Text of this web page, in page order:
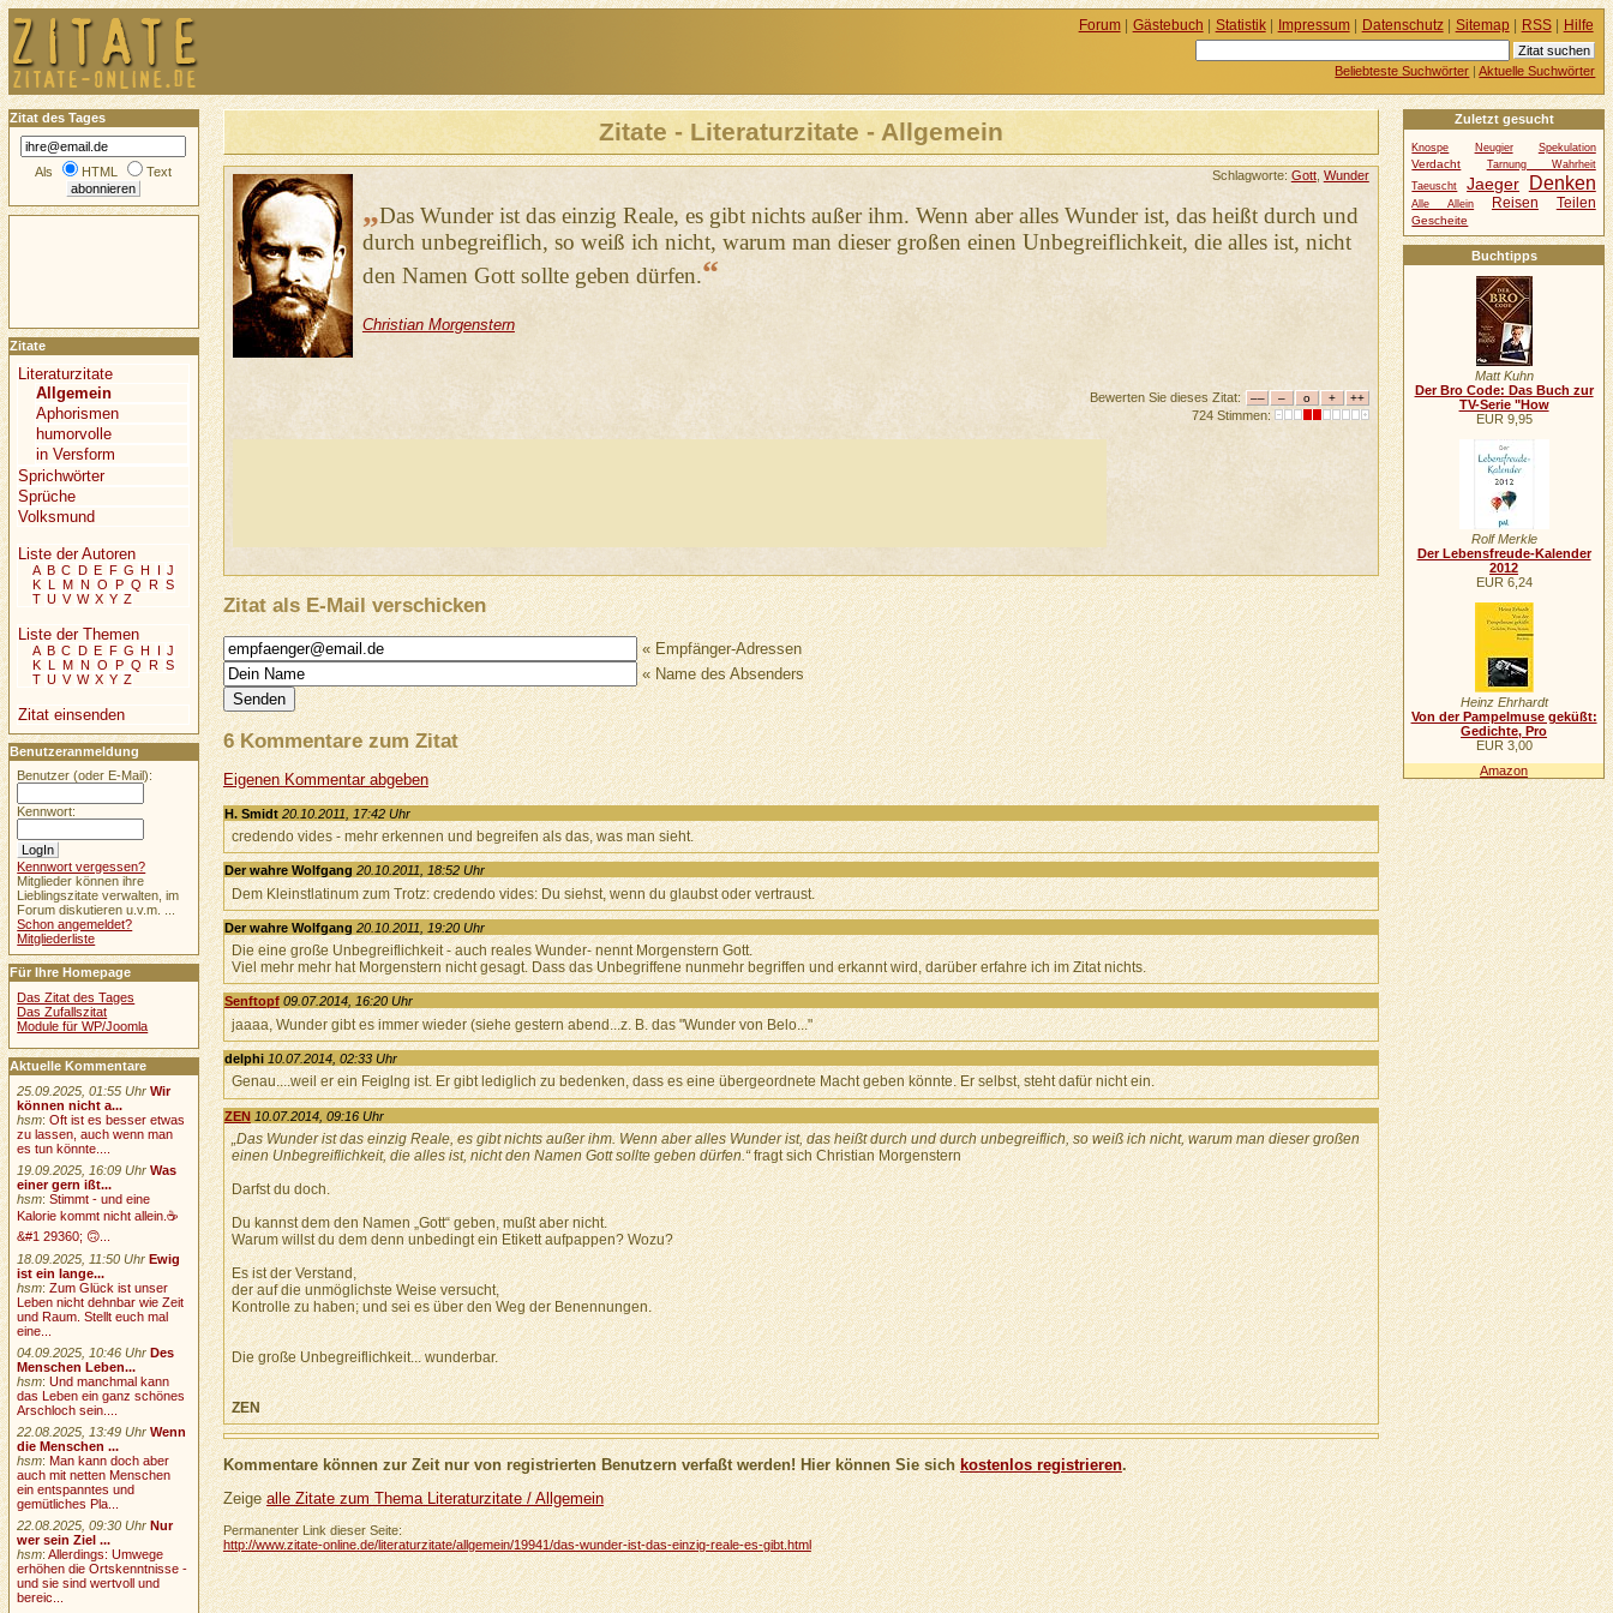
Zitate - Literaturzitate - Allgemein
Schlagworte: Gott, Wunder
„Das Wunder ist das einzig Reale, es gibt nichts außer ihm. Wenn aber alles Wunder ist, das heißt durch und
durch unbegreiflich, so weiß ich nicht, warum man dieser großen einen Unbegreiflichkeit, die alles ist, nicht
den Namen Gott sollte geben dürfen.“
Christian Morgenstern
Bewerten Sie dieses Zitat:
724 Stimmen:
Zitat als E-Mail verschicken
« Empfänger-Adressen
« Name des Absenders
6 Kommentare zum Zitat
Eigenen Kommentar abgeben
H. Smidt 20.10.2011, 17:42 Uhr
credendo vides - mehr erkennen und begreifen als das, was man sieht.
Der wahre Wolfgang 20.10.2011, 18:52 Uhr
Dem Kleinstlatinum zum Trotz: credendo vides: Du siehst, wenn du glaubst oder vertraust.
Der wahre Wolfgang 20.10.2011, 19:20 Uhr
Die eine große Unbegreiflichkeit - auch reales Wunder- nennt Morgenstern Gott.
Viel mehr mehr hat Morgenstern nicht gesagt. Dass das Unbegriffene nunmehr begriffen und erkannt wird, darüber erfahre ich im Zitat nichts.
Senftopf 09.07.2014, 16:20 Uhr
jaaaa, Wunder gibt es immer wieder (siehe gestern abend...z. B. das "Wunder von Belo..."
delphi 10.07.2014, 02:33 Uhr
Genau....weil er ein Feiglng ist. Er gibt lediglich zu bedenken, dass es eine übergeordnete Macht geben könnte. Er selbst, steht dafür nicht ein.
ZEN 10.07.2014, 09:16 Uhr
„Das Wunder ist das einzig Reale, es gibt nichts außer ihm. Wenn aber alles Wunder ist, das heißt durch und durch unbegreiflich, so weiß ich nicht, warum man dieser großen
einen Unbegreiflichkeit, die alles ist, nicht den Namen Gott sollte geben dürfen.“fragt sich Christian Morgenstern
Darfst du doch.
Du kannst dem den Namen „Gott“ geben, mußt aber nicht.
Warum willst du dem denn unbedingt ein Etikett aufpappen? Wozu?
Es ist der Verstand,
der auf die unmöglichste Weise versucht,
Kontrolle zu haben; und sei es über den Weg der Benennungen.
Die große Unbegreiflichkeit... wunderbar.
ZEN
Kommentare können zur Zeit nur von registrierten Benutzern verfaßt werden! Hier können Sie sichkostenlos registrieren.
Zeigealle Zitate zum Thema Literaturzitate / Allgemein
Permanenter Link dieser Seite:
http://www.zitate-online.de/literaturzitate/allgemein/19941/das-wunder-ist-das-einzig-reale-es-gibt.html
Zuletzt gesucht
Knospe Neugier Spekulation
Verdacht
Tarnung Wahrheit
Taeuscht
Jaeger Denken
Alle Allein Reisen Teilen
Gescheite
Buchtipps
Matt Kuhn
Der Bro Code: Das Buch zur
TV-Serie "How
EUR 9,95
Rolf Merkle
Der Lebensfreude-Kalender
2012
EUR 6,24
Heinz Ehrhardt
Von der Pampelmuse geküßt:
Gedichte, Pro
EUR 3,00
Amazon
Zitat des Tages
Als HTML Text
Zitate
Literaturzitate
Allgemein
Aphorismen
humorvolle
in Versform
Sprichwörter
Sprüche
Volksmund
Liste der Autoren
A B C D E F G H I J
K L M N O P Q R S
T U V W X Y Z
Liste der Themen
A B C D E F G H I J
K L M N O P Q R S
T U V W X Y Z
Zitat einsenden
Benutzeranmeldung
Benutzer (oder E-Mail):
Kennwort:
Kennwort vergessen?
Mitglieder können ihre
Lieblingszitate verwalten, im
Forum diskutieren u.v.m. ...
Schon angemeldet?
Mitgliederliste
Für Ihre Homepage
Das Zitat des Tages
Das Zufallszitat
Module für WP/Joomla
Aktuelle Kommentare
25.09.2025, 01:55 Uhr Wir
können nicht a...
hsm:Oft ist es besser etwas
zu lassen, auch wenn man
es tun könnte....
19.09.2025, 16:09 Uhr Was
einer gern ißt...
hsm:Stimmt - und eine
Kalorie kommt nicht allein.☕
&#1 29360; 🙃...
18.09.2025, 11:50 Uhr Ewig
ist ein lange...
hsm:Zum Glück ist unser
Leben nicht dehnbar wie Zeit
und Raum. Stellt euch mal
eine...
04.09.2025, 10:46 Uhr Des
Menschen Leben...
hsm:Und manchmal kann
das Leben ein ganz schönes
Arschloch sein....
22.08.2025, 13:49 Uhr Wenn
die Menschen ...
hsm:Man kann doch aber
auch mit netten Menschen
ein entspanntes und
gemütliches Pla...
22.08.2025, 09:30 Uhr Nur
wer sein Ziel ...
hsm:Allerdings: Umwege
erhöhen die Ortskenntnisse -
und sie sind wertvoll und
bereic...
Forum| Gästebuch | Statistik| Impressum| Datenschutz| Sitemap| RSS| Hilfe
Beliebteste Suchwörter |Aktuelle Suchwörter